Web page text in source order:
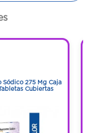
Sódico 275 Mg Caja
Cubiertas